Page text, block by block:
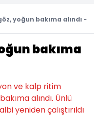
yoğun bakıma alındı -
bakıma
ve kalp ritim
alındı. Ünlü
yeniden çalıştırıldı